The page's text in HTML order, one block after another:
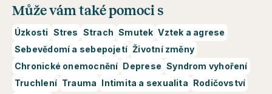
Může vám také pomoci s
Úzkosti Stres Strach Smutek Vztek a agrese
Sebevědomí a sebepojetí Životní změny
Chronické onemocnění Deprese Syndrom vyhoření
Truchlení Trauma Intimita a sexualita Rodičovství